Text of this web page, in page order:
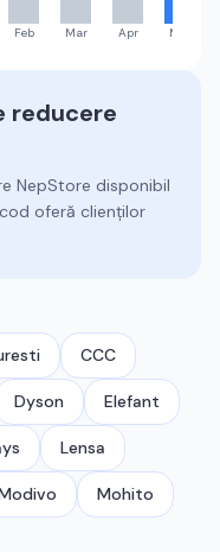
Feb Mar Apr Mai
reducere
NepStore disponibil
oferă clienților
CCC
Dyson Elefant
Lensa
Mohito